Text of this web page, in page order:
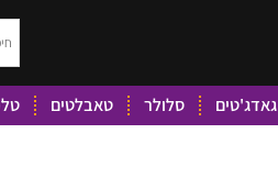
גאדג'טים סלולר טאבלטים